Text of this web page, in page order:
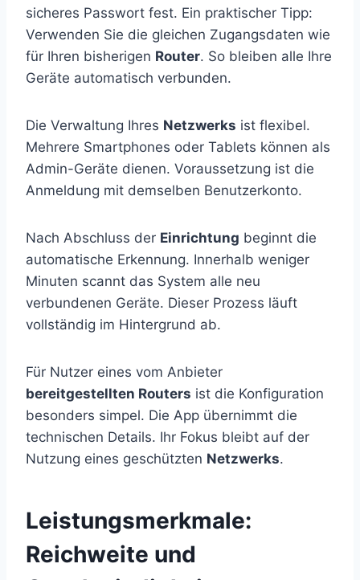
sicheres Passwort fest. Ein praktischer Tipp:
Verwenden Sie die gleichen Zugangsdaten wie
für Ihren bisherigen Router. So bleiben alle Ihre
Geräte automatisch verbunden.
Die Verwaltung Ihres Netzwerks ist flexibel.
Mehrere Smartphones oder Tablets können als
Admin-Geräte dienen. Voraussetzung ist die
Anmeldung mit demselben Benutzerkonto.
Nach Abschluss der Einrichtung beginnt die
automatische Erkennung. Innerhalb weniger
Minuten scannt das System alle neu
verbundenen Geräte. Dieser Prozess läuft
vollständig im Hintergrund ab.
Für Nutzer eines vom Anbieter
bereitgestellten Routers ist die Konfiguration
besonders simpel. Die App übernimmt die
technischen Details. Ihr Fokus bleibt auf der
Nutzung eines geschützten Netzwerks.
Leistungsmerkmale:
Reichweite und